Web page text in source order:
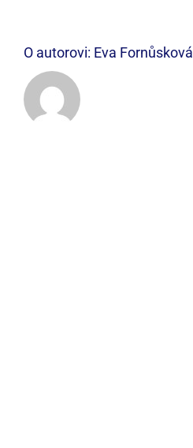
O autorovi: Eva Fornůsková